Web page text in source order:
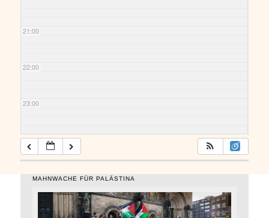
21:00
22:00
23:00
MAHNWACHE FÜR PALÄSTINA